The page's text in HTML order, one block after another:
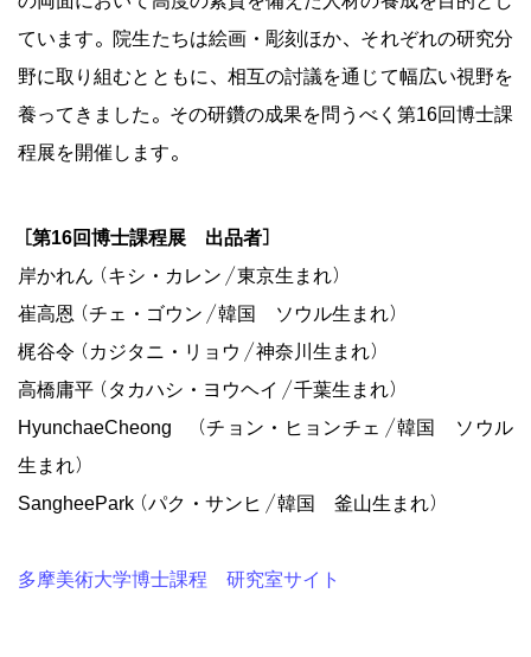
ています。院生たちは絵画・彫刻ほか、それぞれの研究分
野に取り組むとともに、相互の討議を通じて幅広い視野を
養ってきました。その研鑽の成果を問うべく第16回博士課
程展を開催します。
［第16回博士課程展 出品者］
岸かれん（キシ・カレン／東京生まれ）
崔高恩（チェ・ゴウン／韓国 ソウル生まれ）
梶谷令（カジタニ・リョウ／神奈川生まれ）
高橋庸平（タカハシ・ヨウヘイ／千葉生まれ）
HyunchaeCheong （チョン・ヒョンチェ／韓国 ソウル
生まれ）
SangheePark（パク・サンヒ／韓国 釜山生まれ）
多摩美術大学博士課程 研究室サイト